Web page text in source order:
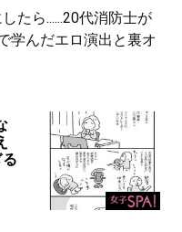
たら......20代消防士が
学んだエロ演出と裏オ